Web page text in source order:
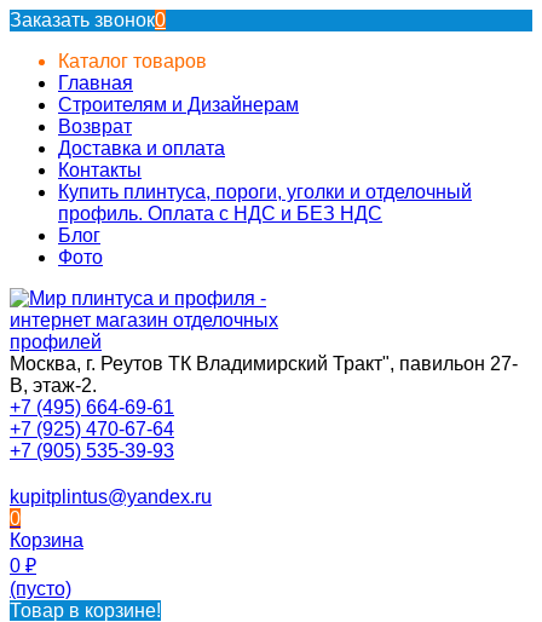
Заказать звонок0
Каталог товаров
Главная
Строителям и Дизайнерам
Возврат
Доставка и оплата
Контакты
Купить плинтуса, пороги, уголки и отделочный
профиль. Оплата с НДС и БЕЗ НДС
Блог
Фото
Москва, г. Реутов ТК Владимирский Тракт", павильон 27-
В, этаж-2.
+7 (495) 664-69-61
+7 (925) 470-67-64
+7 (905) 535-39-93
kupitplintus@yandex.ru
0
Корзина
0 ₽
(пусто)
Товар в корзине!